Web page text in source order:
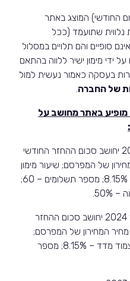
החודשי) המוצג באתר
שתועמד (ככל
סופיים והם תלויים במסלול
ידי מימון ישיר ללווה בהתאם
בעסקה כאמור נעשית למול
של החברה.
מופיע באתר מחושב על
(א) במקרה של רכב משנת 2025 יחושב סכום ההחזר החודשי
של המפרסם; שיעור מימון
–70%; ריבית קבועה צמוד מדד – 8.15%; מספר תשלומים – 60;
(ב) במקרה של רכב משנת ייצור 2024 יחושב סכום ההחזר
המחירון של המפרסם;
שיעור מימון –70%; ריבית קבועה צמוד מדד – 8.15%; מספר